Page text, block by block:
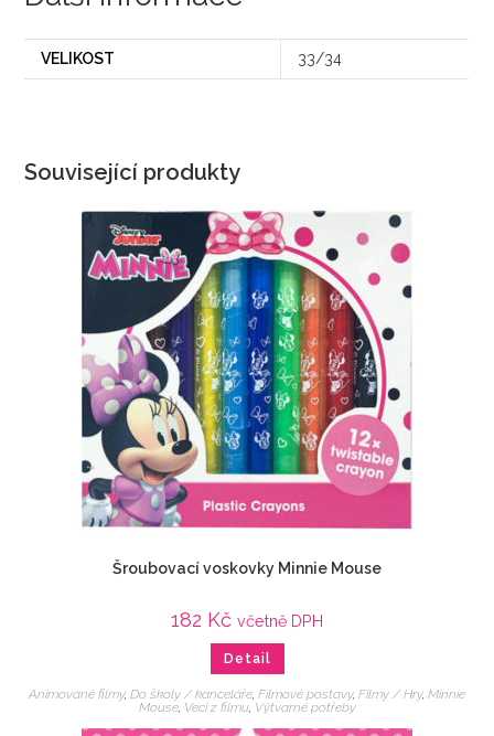
VELIKOST 33/34
Související produkty
Šroubovací voskovky Minnie Mouse
182 Kč včetně DPH
Detail
Animované filmy, Do školy / kanceláře, Filmové postavy, Filmy / Hry, Minnie
Mouse, Veci z filmu, Výtvarné potřeby